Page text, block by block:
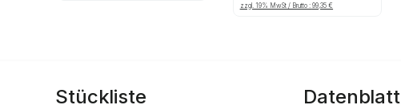
zzgl. 19% MwSt / Brutto : 99,35€
Stückliste Datenblatt